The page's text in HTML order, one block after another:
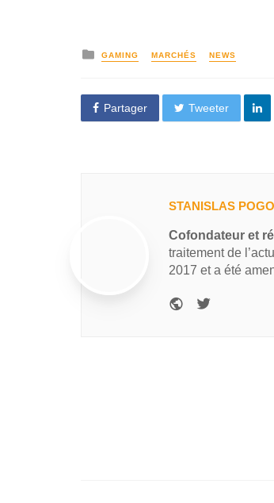
GAMING MARCHÉS NEWS
Partager Tweeter
STANISLAS
Cofondateur et
traitement de
2017 et a été